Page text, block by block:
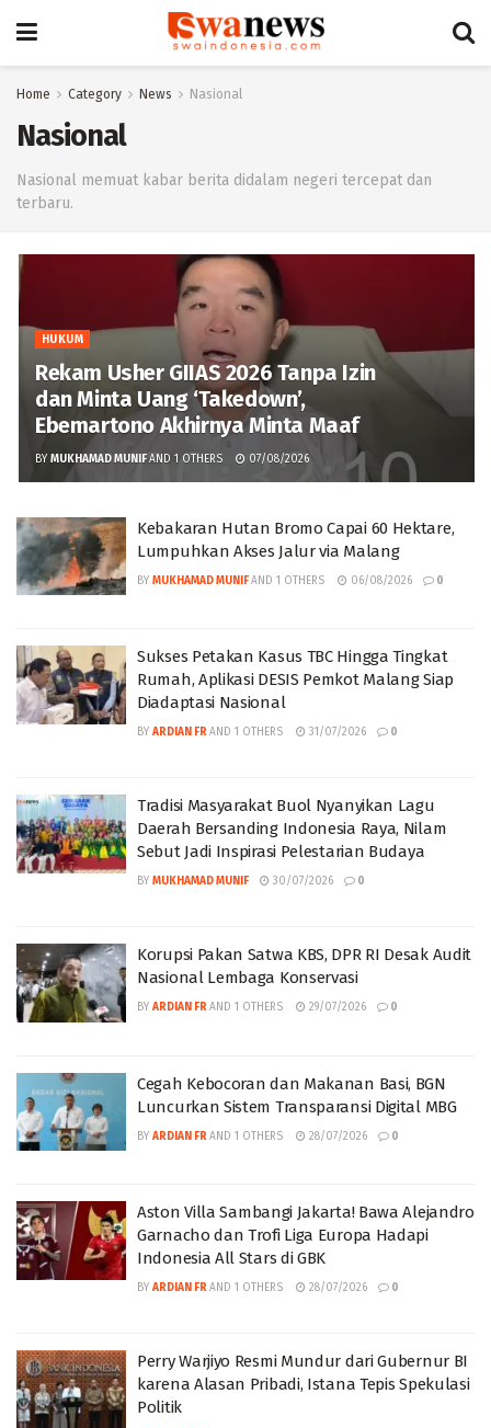
Home Category News Nasional
Nasional
Nasional memuat kabar berita didalam negeri tercepat dan
terbaru.
HUKUM
Rekam Usher GIIAS 2026 Tanpa Izin
dan Minta Uang ‘Takedown’,
Ebemartono Akhirnya Minta Maaf
BY MUKHAMAD MUNIF AND 1 OTHERS 07/08/2026
Kebakaran Hutan Bromo Capai 60 Hektare,
Lumpuhkan Akses Jalur via Malang
BY MUKHAMAD MUNIF AND 1 OTHERS 06/08/2026 0
Sukses Petakan Kasus TBC Hingga Tingkat
Rumah, Aplikasi DESIS Pemkot Malang Siap
Diadaptasi Nasional
BY ARDIAN FR AND 1 OTHERS 31/07/2026 0
Tradisi Masyarakat Buol Nyanyikan Lagu
Daerah Bersanding Indonesia Raya, Nilam
Sebut Jadi Inspirasi Pelestarian Budaya
BY MUKHAMAD MUNIF 30/07/2026 0
Korupsi Pakan Satwa KBS, DPR RI Desak Audit
Nasional Lembaga Konservasi
BY ARDIAN FR AND 1 OTHERS 29/07/2026 0
Cegah Kebocoran dan Makanan Basi, BGN
Luncurkan Sistem Transparansi Digital MBG
BY ARDIAN FR AND 1 OTHERS 28/07/2026 0
Aston Villa Sambangi Jakarta! Bawa Alejandro
Garnacho dan Trofi Liga Europa Hadapi
Indonesia All Stars di GBK
BY ARDIAN FR AND 1 OTHERS 28/07/2026 0
Perry Warjiyo Resmi Mundur dari Gubernur BI
karena Alasan Pribadi, Istana Tepis Spekulasi
Politik